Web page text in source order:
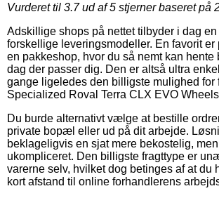
Vurderet til 3.7ud af 5 stjerner baseret på
Adskillige shops på nettet tilbyder i dag
forskellige leveringsmodeller. En favorit er
en pakkeshop, hvor du så nemt kan hente
dag der passer dig. Den er altså ultra
gange ligeledes den billigste mulighed for
Specialized Roval Terra CLX EVO
Du burde alternativt vælge at bestille
private bopæl eller ud på dit arbejde.
beklageligvis en sjat mere bekostelig,
ukompliceret. Den billigste fragttype er
varerne selv, hvilket dog betinges af at du
kort afstand til online forhandlerens